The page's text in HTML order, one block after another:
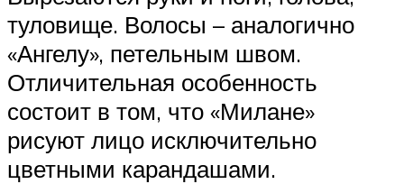
туловище. Волосы – аналогично
«Ангелу», петельным швом.
Отличительная особенность
состоит в том, что «Милане»
рисуют лицо исключительно
цветными карандашами.